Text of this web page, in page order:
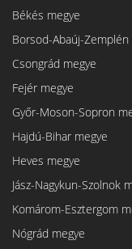
Békés megye
Borsod-Abaúj-Zemplén
Csongrád megye
Fejér megye
Győr-Moson-Sopron
Hajdú-Bihar megye
Heves megye
Jász-Nagykun-Szolnok
Komárom-Esztergom
Nógrád megye